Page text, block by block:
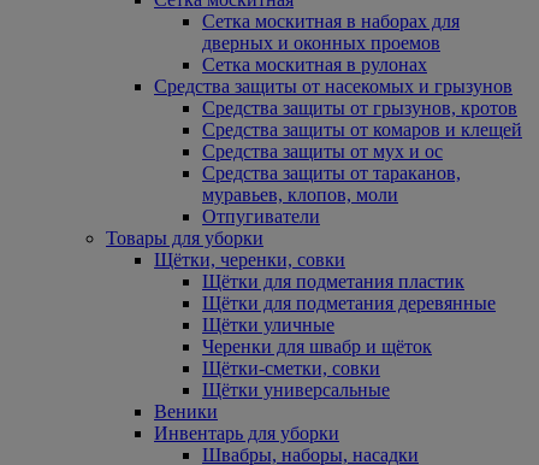
Сетка москитная в наборах для
дверных и оконных проемов
Сетка москитная в рулонах
Средства защиты от насекомых и грызунов
Средства защиты от грызунов, кротов
Средства защиты от комаров и клещей
Средства защиты от мух и ос
Средства защиты от тараканов,
муравьев, клопов, моли
Отпугиватели
Товары для уборки
Щётки, черенки, совки
Щётки для подметания пластик
Щётки для подметания деревянные
Щётки уличные
Черенки для швабр и щёток
Щётки-сметки, совки
Щётки универсальные
Веники
Инвентарь для уборки
Швабры, наборы, насадки